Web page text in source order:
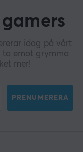
idag på vårt
ta emot grymma
mer!
PRENUMERERA